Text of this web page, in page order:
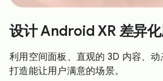
设计 Android XR 差异化
利用空间面板、直观的 3D 内容、动
打造能让用户满意的场景。